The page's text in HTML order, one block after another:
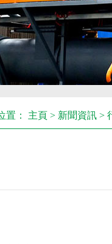
置： 主頁 > 新聞資訊 >